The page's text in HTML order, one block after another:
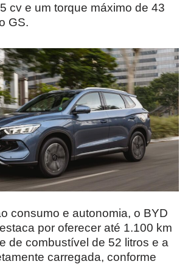
cv e um torque máximo de 43
GS.
consumo e autonomia, o BYD
por oferecer até 1.100 km
de combustível de 52 litros e a
carregada, conforme